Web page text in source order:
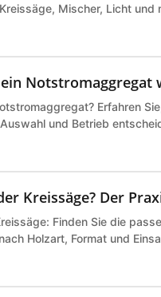
Mischer, Licht und
Notstromaggregat
Erfahren
und Betrieb
Kreissäge? Der
Finden Sie die
Holzart, Format und